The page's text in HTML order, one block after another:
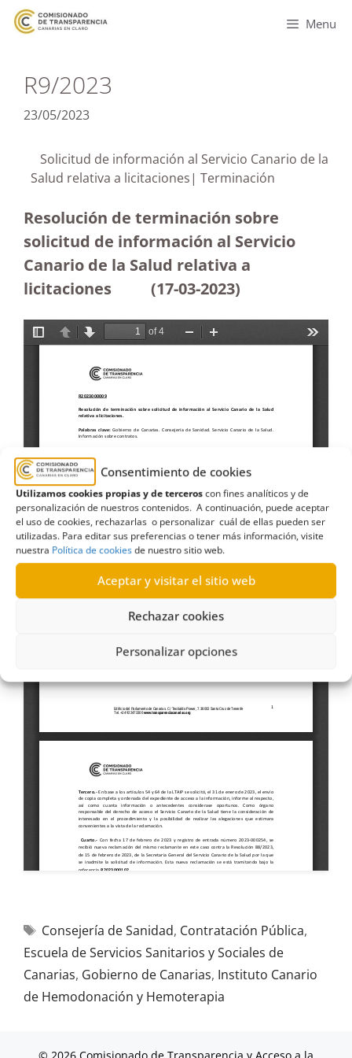
Consentimiento de cookies
Utilizamos cookies propias y de terceroscon fines analíticos y de
personalización de nuestros contenidos. A continuación, puede aceptar
el uso de cookies, rechazarlas o personalizar cuál de ellas pueden ser
utilizadas. Para editar sus preferencias o tener más información, visite
nuestra Política de cookiesde nuestro sitio web.
Aceptar y visitar el sitio web
Rechazar cookies
Personalizar opciones
Menu
R9/2023
23/05/2023
Solicitud de información al Servicio Canario de la
Salud relativa a licitaciones| Terminación
Resolución de terminación sobre
solicitud de información al Servicio
Canario de la Salud relativa a
licitaciones (17-03-2023)
Consejería de Sanidad, Contratación Pública,
Escuela de Servicios Sanitarios y Sociales de
Canarias, Gobierno de Canarias, Instituto Canario
de Hemodonación y Hemoterapia